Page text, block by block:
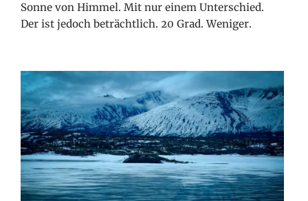
Sonne von Himmel. Mit nur einem Unterschied.
Der ist jedoch beträchtlich. 20 Grad. Weniger.